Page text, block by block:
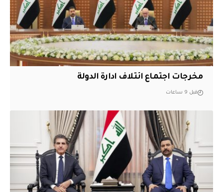
مخرجات اجتماع ائتلاف ادارة الدولة
قبل 9 ساعات